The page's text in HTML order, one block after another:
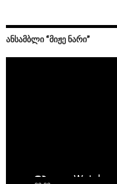
ᲐᲜᲡᲐᲛᲑᲚᲘ “ᲛᲘᲟᲔ ᲜᲐᲠᲘ”